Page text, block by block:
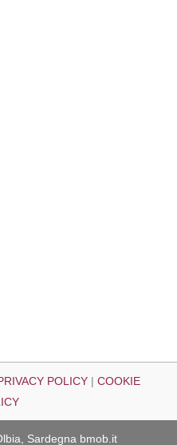
POLICY| COOKIE
Sardegna bmob.it